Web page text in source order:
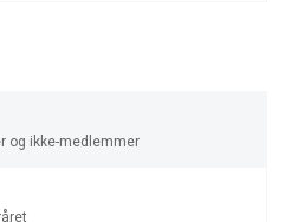
og ikke-medlemmer